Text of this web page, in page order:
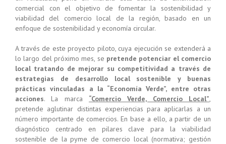
comercial con el objetivo de fomentar la sostenibilidad y
viabilidad del comercio local de la región, basado en un
enfoque de sostenibilidad y economía circular.
A través de este proyecto piloto, cuya ejecución se extenderá a
lo largo del próximo mes, se pretende potenciar el comercio
local tratando de mejorar su competitividad a través de
estrategias de desarrollo local sostenible y buenas
prácticas vinculadas a la “Economía Verde”, entre otras
acciones. La marca “Comercio Verde, Comercio Local”,
pretende aglutinar distintas experiencias para aplicarlas a un
número importante de comercios. En base a ello, a partir de un
diagnóstico centrado en pilares clave para la viabilidad
sostenible de la pyme de comercio local (normativa; gestión